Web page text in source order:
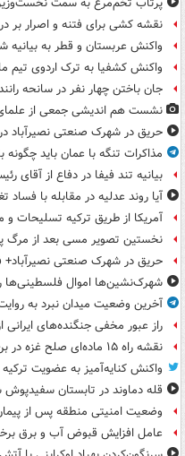
نقشه کشی برای فتنه و اصرار بر
واکنش عربستان و قطر به بیانیه
واکنش کشفیا به ترک اردوی تیم
جان باختن چهار نفر در سانحه
نشست هم اندیشی جمعی از
حریق در شهرک صنعتی نصیرآباد
مذاکرات تنگه با عمان باید چگونه
بیانیه تند فیفا در دفاع از آقای
آیا روند عدلیه در مقابله با
آمریکا از طریق ترکیه تسلیحات
نخستین تصویر مسی بعد از مرگ
حریق در شهرک صنعتی نصیرآباد+
شهرک‌نشین‌ها اموال فلسطینی‌ها
آخرین وضعیت میدان نبرد به
راز عبور مخفی جنگنده‌های
نقشه راه ۱۵ ماده‌ای صلح غزه در بن‌بست
واکنش کنایه‌آمیز به عضویت
قله دماوند در تابستان
وضعیت امنیتی منطقه پس از
عامل افزایش قبوض آب و برق